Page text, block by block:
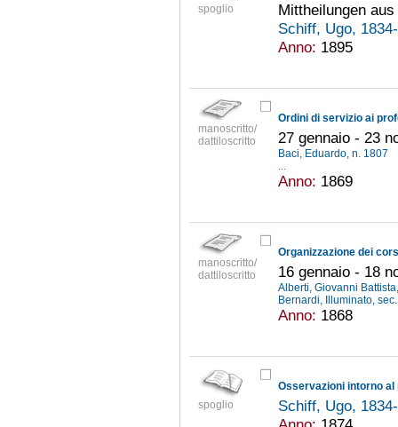
spoglio
Mittheilungen
Schiff, Ugo,
Anno: 1895
manoscritto/
dattiloscritto
27 gennaio - 23
Baci, Eduardo, n. 1807
...
Anno: 1869
manoscritto/
dattiloscritto
16 gennaio - 18
Alberti, Giovanni
Bernardi, Illuminato,
Anno: 1868
spoglio
Osservazioni intorno
Schiff, Ugo,